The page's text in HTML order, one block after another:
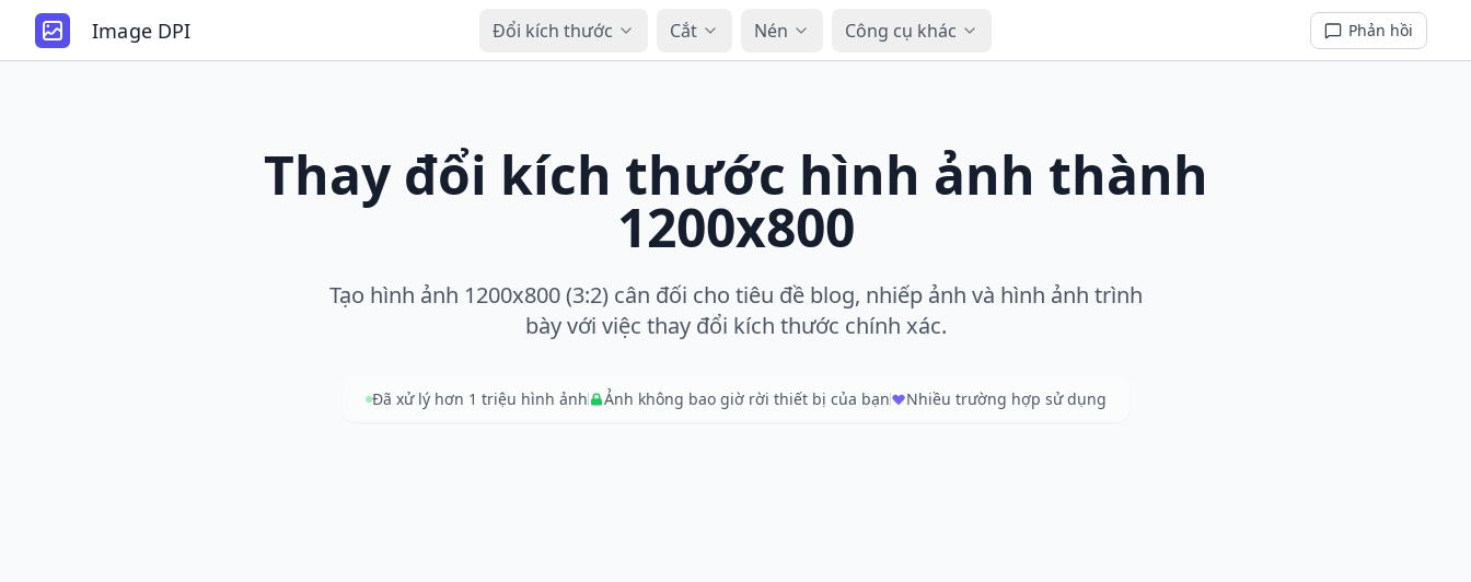
Image DPI Đổi kích thước Cắt Nén Công cụ khác Phản hồi
Thay đổi kích thước hình ảnh thành
1200x800
Tạo hình ảnh 1200x800 (3:2) cân đối cho tiêu đề blog, nhiếp ảnh và hình ảnh trình
bày với việc thay đổi kích thước chính xác.
Đã xử lý hơn 1 triệu hình ảnh Ảnh không bao giờ rời thiết bị của bạn Nhiều trường hợp sử dụng